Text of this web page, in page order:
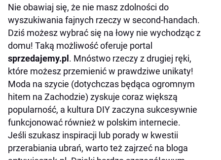
Nie obawiaj się, że nie masz zdolności do
wyszukiwania fajnych rzeczy w second-handach.
Dziś możesz wybrać się na łowy nie wychodząc z
domu! Taką możliwość oferuje portal
sprzedajemy.pl . Mnóstwo rzeczy z drugiej ręki,
które możesz przemienić w prawdziwe unikaty!
Moda na szycie (dotychczas będąca ogromnym
hitem na Zachodzie) zyskuje coraz większą
popularność, a kultura DIY zaczyna sukcesywnie
funkcjonować również w polskim internecie.
Jeśli szukasz inspiracji lub porady w kwestii
przerabiania ubrań, warto też zajrzeć na bloga